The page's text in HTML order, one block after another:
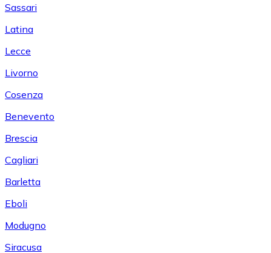
Sassari
Latina
Lecce
Livorno
Cosenza
Benevento
Brescia
Cagliari
Barletta
Eboli
Modugno
Siracusa